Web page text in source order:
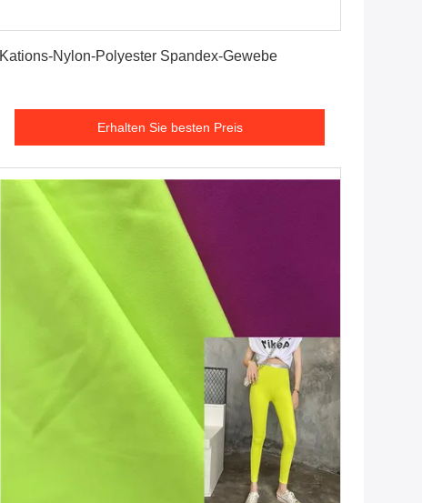
Kations-Nylon-Polyester Spandex-Gewebe
Erhalten Sie besten Preis